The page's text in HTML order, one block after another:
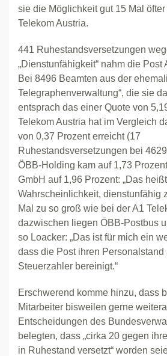
sie die Möglichkeit gut 15 Mal
Telekom Austria.
441 Ruhestandsversetzungen
„Dienstunfähigkeit“ nahm die Post
Bei 8496 Beamten aus der
Telegraphenverwaltung“, die sie
entsprach das einer Quote von
Telekom Austria hat im Vergleich
von 0,37 Prozent erreicht (17
Ruhestandsversetzungen bei
ÖBB-Holding kam auf 1,73
GmbH auf 1,96 Prozent: „Das
Wahrscheinlichkeit, dienstunfähig
Mal zu so groß wie bei der A1
dazwischen liegen ÖBB-Postbus
so Loacker: „Das ist für mich ein
dass die Post ihren Personalstand
Steuerzahler bereinigt.“
Erschwerend komme hinzu, dass
Mitarbeiter bisweilen gerne
Entscheidungen des
belegten, dass „cirka 20 gegen
in Ruhestand versetzt“ worden